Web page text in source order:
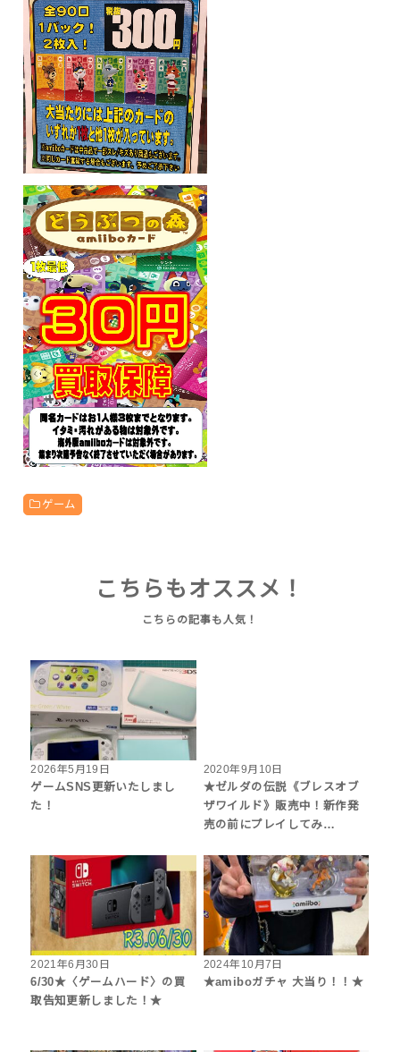
ゲーム
こちらもオススメ！
2026年5月19日
ゲームSNS更新いたしまし
た！
2020年9月10日
★ゼルダの伝説《ブレスオブ
ザワイルド》販売中！新作発
売の前にプレイしてみ…
2021年6月30日
6/30★〈ゲームハード〉の買
取告知更新しました！★
2024年10月7日
★amiboガチャ 大当り！！★